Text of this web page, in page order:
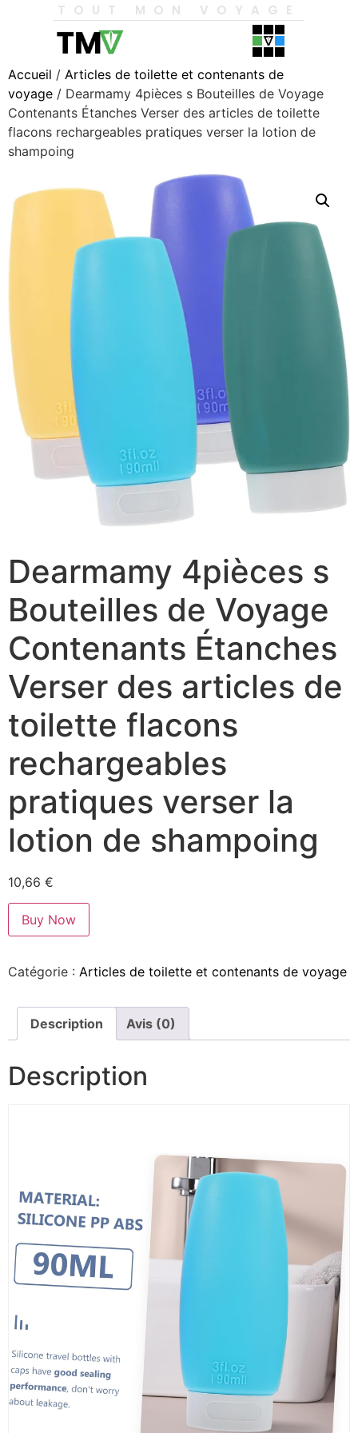
TOUT MON VOYAGE
Accueil / Articles de toilette et contenants de
voyage / Dearmamy 4pièces s Bouteilles de Voyage
Contenants Étanches Verser des articles de toilette
flacons rechargeables pratiques verser la lotion de
shampoing
Dearmamy 4pièces s
Bouteilles de Voyage
Contenants Étanches
Verser des articles de
toilette flacons
rechargeables
pratiques verser la
lotion de shampoing
10,66 €
Buy Now
Catégorie : Articles de toilette et contenants de voyage
Description Avis (0)
Description